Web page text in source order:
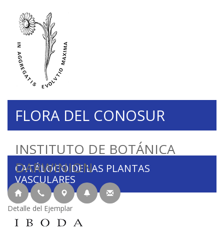
INSTITUTO DE BOTÁNICA
DARWINION
FLORA DEL CONOSUR
CATÁLOGO DE LAS PLANTAS
VASCULARES
Detalle del Ejemplar